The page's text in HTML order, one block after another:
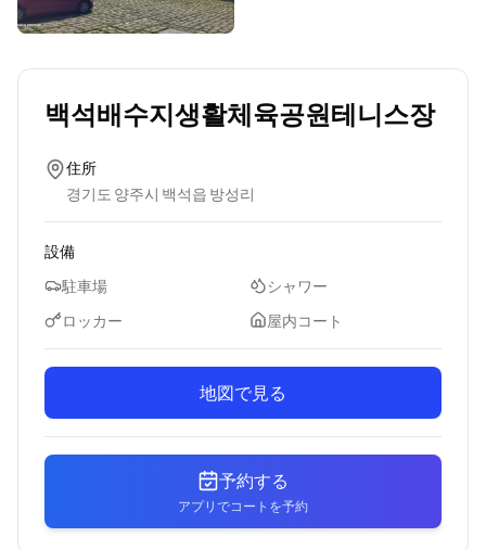
백석배수지생활체육공원테니스장
住所
경기도 양주시 백석읍 방성리
設備
駐車場
シャワー
ロッカー
屋内コート
地図で見る
予約する
アプリでコートを予約